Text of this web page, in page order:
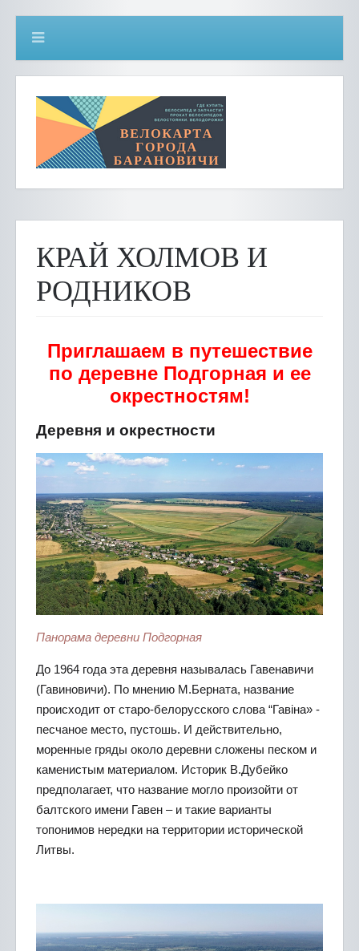
КРАЙ ХОЛМОВ И
РОДНИКОВ
Приглашаем в путешествие
по деревне Подгорная и ее
окрестностям!
Деревня и окрестности
Панорама деревни Подгорная
До 1964 года эта деревня называлась Гавенавичи
(Гавиновичи). По мнению М.Берната, название
происходит от старо-белорусского слова “Гавіна» -
песчаное место, пустошь. И действительно,
моренные гряды около деревни сложены песком и
каменистым материалом. Историк В.Дубейко
предполагает, что название могло произойти от
балтского имени Гавен – и такие варианты
топонимов нередки на территории исторической
Литвы.